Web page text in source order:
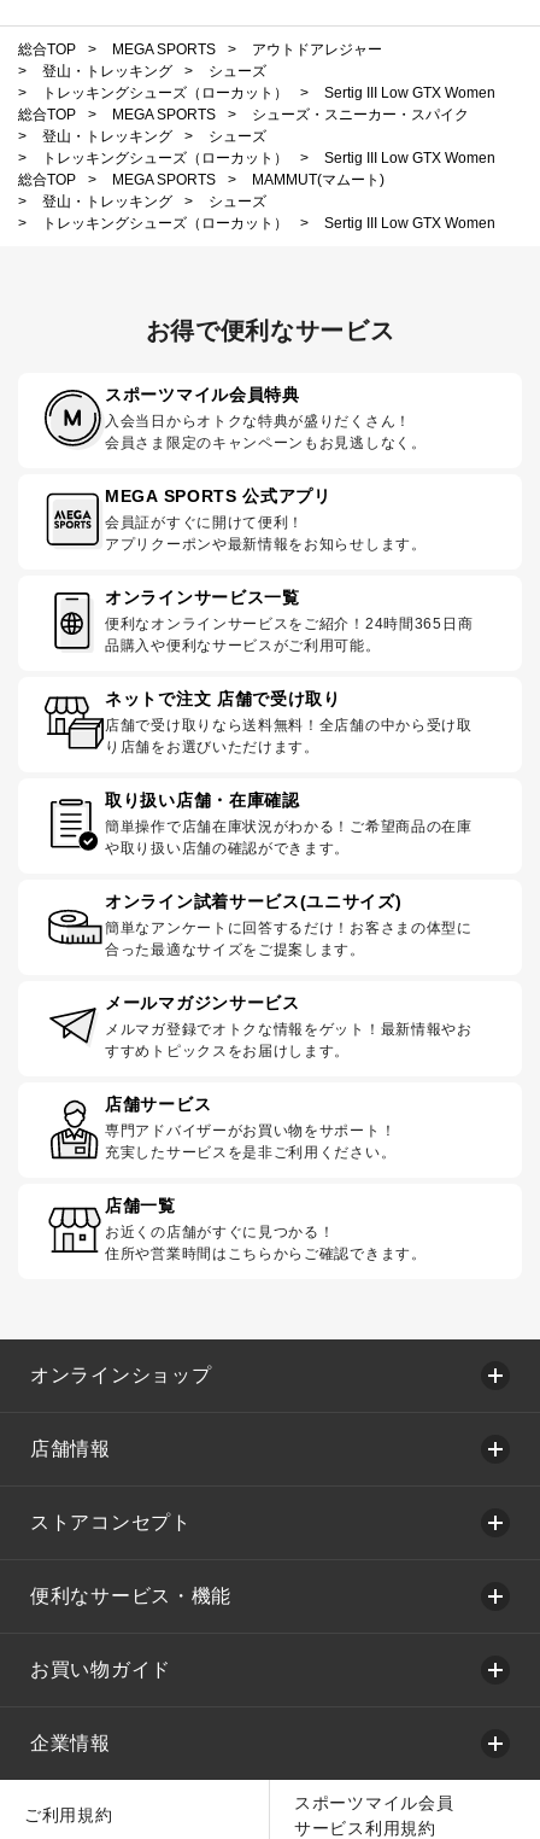
総合TOP > MEGA SPORTS >
アウトドアレジャー
>
登山・トレッキング >
シューズ
>
トレッキングシューズ（ローカット） >
Sertig III Low GTX Women
総合TOP
> MEGA SPORTS >
シューズ・スニーカー・スパイク
>
登山・トレッキング >
シューズ
>
トレッキングシューズ（ローカット） >
Sertig III Low GTX Women
総合TOP
> MEGA SPORTS >
MAMMUT(マムート)
>
登山・トレッキング >
シューズ
>
トレッキングシューズ（ローカット） > Sertig III Low GTX Women
お得で便利なサービス
スポーツマイル会員特典
入会当日からオトクな特典が盛りだくさん！
会員さま限定のキャンペーンもお見逃しなく。
MEGA SPORTS 公式アプリ
会員証がすぐに開けて便利！
アプリクーポンや最新情報をお知らせします。
オンラインサービス一覧
便利なオンラインサービスをご紹介！24時間365日商
品購入や便利なサービスがご利用可能。
ネットで注文 店舗で受け取り
店舗で受け取りなら送料無料！全店舗の中から受け取
り店舗をお選びいただけます。
取り扱い店舗・在庫確認
簡単操作で店舗在庫状況がわかる！ご希望商品の在庫
や取り扱い店舗の確認ができます。
オンライン試着サービス(ユニサイズ)
簡単なアンケートに回答するだけ！お客さまの体型に
合った最適なサイズをご提案します。
メールマガジンサービス
メルマガ登録でオトクな情報をゲット！最新情報やお
すすめトピックスをお届けします。
店舗サービス
専門アドバイザーがお買い物をサポート！
充実したサービスを是非ご利用ください。
店舗一覧
お近くの店舗がすぐに見つかる！
住所や営業時間はこちらからご確認できます。
オンラインショップ
店舗情報
ストアコンセプト
便利なサービス・機能
お買い物ガイド
企業情報
ご利用規約
スポーツマイル会員
サービス利用規約